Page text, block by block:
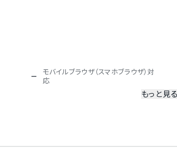
モバイルブラウザ（スマホブラウザ）対
応
もっと見